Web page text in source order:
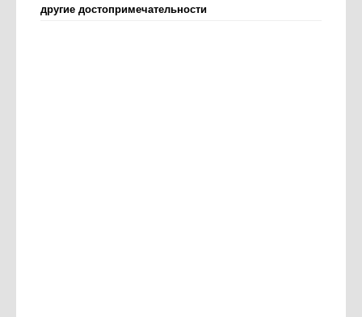
другие достопримечательности